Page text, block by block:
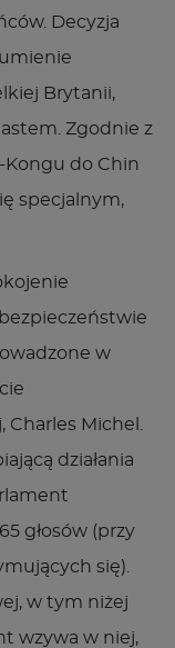
Decyzja
Brytanii,
Zgodnie z
do Chin
specjalnym,
w
Michel.
działania
głosów (przy
się).
w tym niżej
wzywa w niej,